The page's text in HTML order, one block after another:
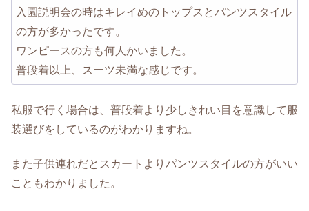
入園説明会の時はキレイめのトップスとパンツスタイル
の方が多かったです。
ワンピースの方も何人かいました。
普段着以上、スーツ未満な感じです。
私服で行く場合は、普段着より少しきれい目を意識して服
装選びをしているのがわかりますね。
また子供連れだとスカートよりパンツスタイルの方がいい
こともわかりました。